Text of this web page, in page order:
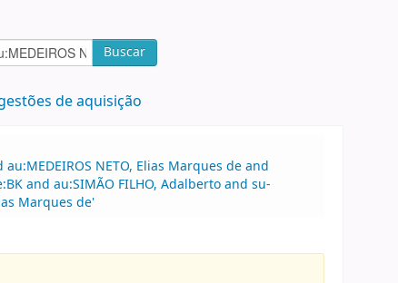
Buscar
de aquisição
NETO, Elias Marques de and
and au:SIMÃO FILHO, Adalberto and su-
Marques de'